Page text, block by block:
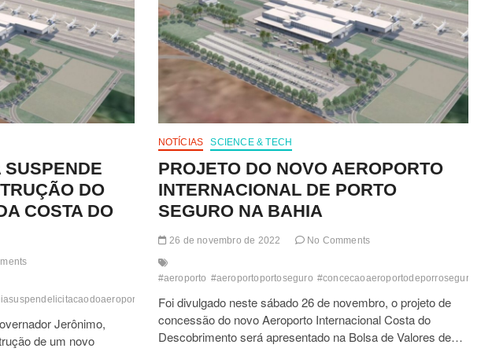
DO
COSTA DO
#novoaeroportodeportoseguroesuspenso licitação
Jerônimo,
de um novo
NOTÍCIAS SCIENCE & TECH
PROJETO DO NOVO AEROPORTO
INTERNACIONAL DE PORTO
SEGURO NA BAHIA
26 de novembro de 2022 No Comments
#aeroporto #aeroportoportoseguro #concecaoaeroportodeporroseguro
Foi divulgado neste sábado 26 de novembro, o projeto de
concessão do novo Aeroporto Internacional Costa do
Descobrimento será apresentado na Bolsa de Valores de…